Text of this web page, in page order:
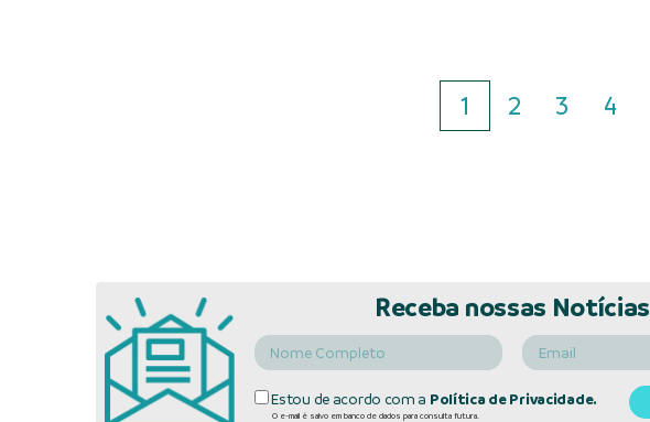
1 2 3 4
Receba nossas Notícias
Estou de acordo com a Política de Privacidade.
O e-mail é salvo em banco de dados para consulta futura.